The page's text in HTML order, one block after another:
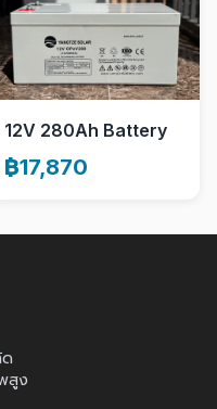
12V 280Ah Battery
฿17,870
ด
สูง